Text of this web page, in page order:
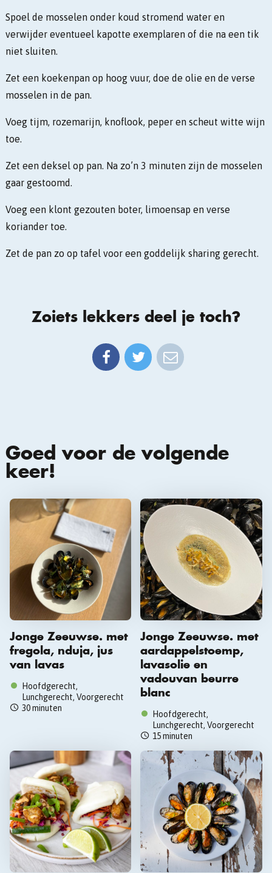
Spoel de mosselen onder koud stromend water en
verwijder eventueel kapotte exemplaren of die na een tik
niet sluiten.
Zet een koekenpan op hoog vuur, doe de olie en de verse
mosselen in de pan.
Voeg tijm, rozemarijn, knoflook, peper en scheut witte wijn
toe.
Zet een deksel op pan. Na zo’n 3 minuten zijn de mosselen
gaar gestoomd.
Voeg een klont gezouten boter, limoensap en verse
koriander toe.
Zet de pan zo op tafel voor een goddelijk sharing gerecht.
Zoiets lekkers deel je toch?
Goed voor de volgende
keer!
Jonge Zeeuwse. met
fregola, nduja, jus
van lavas
Hoofdgerecht,
Lunchgerecht, Voorgerecht
30 minuten
Jonge Zeeuwse. met
aardappelstoemp,
lavasolie en
vadouvan beurre
blanc
Hoofdgerecht,
Lunchgerecht, Voorgerecht
15 minuten